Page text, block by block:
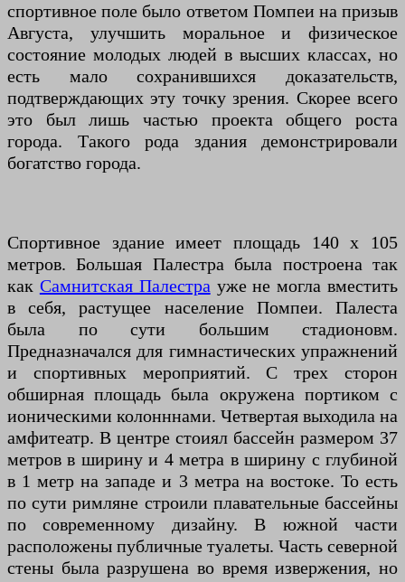
спортивное поле было ответом Помпеи на призыв
Августа, улучшить моральное и физическое
состояние молодых людей в высших классах, но
есть мало сохранившихся доказательств,
подтверждающих эту точку зрения. Скорее всего
это был лишь частью проекта общего роста
города. Такого рода здания демонстрировали
богатство города.
Спортивное здание имеет площадь 140 х 105
метров. Большая Палестра была построена так
как Самнитская Палестра уже не могла вместить
в себя, растущее население Помпеи. Палеста
была по сути большим стадионовм.
Предназначался для гимнастических упражнений
и спортивных мероприятий. С трех сторон
обширная площадь была окружена портиком с
ионическими колонннами. Четвертая выходила на
амфитеатр. В центре стоиял бассейн размером 37
метров в ширину и 4 метра в ширину с глубиной
в 1 метр на западе и 3 метра на востоке. То есть
по сути римляне строили плавательные бассейны
по современному дизайну. В южной части
расположены публичные туалеты. Часть северной
стены была разрушена во время извержения, но